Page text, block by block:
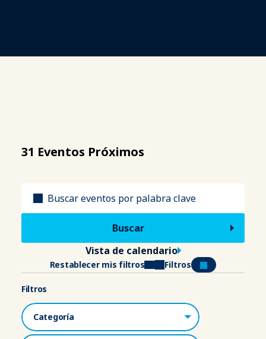
31 Eventos Próximos
Vista de calendario
Restablecer mis filtros Filtros
Filtros
Categorías